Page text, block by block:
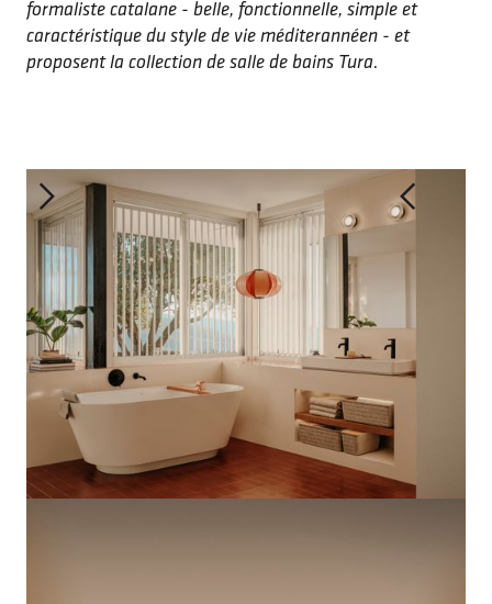
formaliste catalane - belle, fonctionnelle, simple et
caractéristique du style de vie méditerannéen - et
proposent la collection de salle de bains Tura.